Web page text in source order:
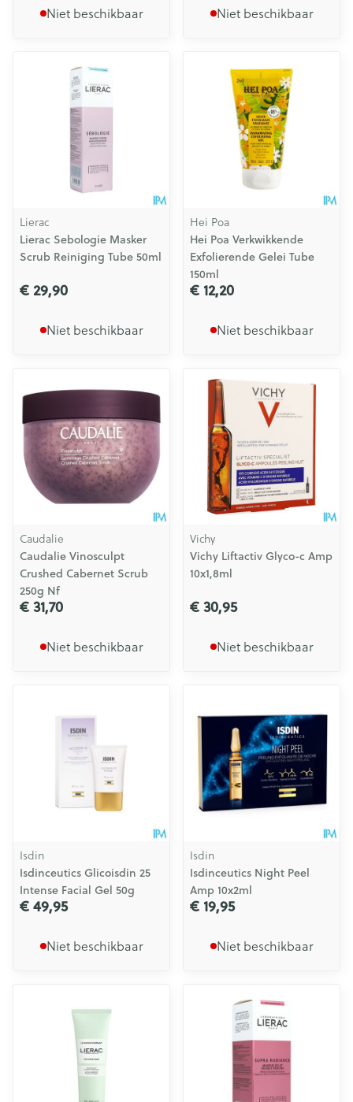
Niet beschikbaar Niet beschikbaar
Lierac
Lierac Sebologie Masker
Scrub Reiniging Tube 50ml
€ 29,90
Niet beschikbaar
Hei Poa
Hei Poa Verkwikkende
Exfolierende Gelei Tube
150ml
€ 12,20
Niet beschikbaar
Caudalie
Caudalie Vinosculpt
Crushed Cabernet Scrub
250g Nf
€ 31,70
Niet beschikbaar
Vichy
Vichy Liftactiv Glyco-c Amp
10x1,8ml
€ 30,95
Niet beschikbaar
Isdin
Isdinceutics Glicoisdin 25
Intense Facial Gel 50g
€ 49,95
Niet beschikbaar
Isdin
Isdinceutics Night Peel
Amp 10x2ml
€ 19,95
Niet beschikbaar